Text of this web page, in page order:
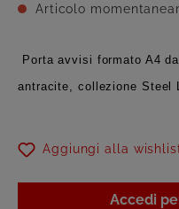
Articolo
Porta avvisi formato A4
antracite, collezione Steel
Aggiungi alla
Accedi